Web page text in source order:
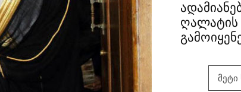
ღალატის
მეტი